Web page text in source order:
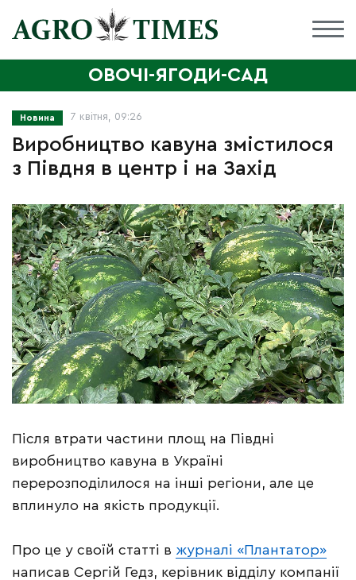
ОВОЧІ-ЯГОДИ-САД
Новина 7 квітня, 09:26
Виробництво кавуна змістилося
з Півдня в центр і на Захід
Після втрати частини площ на Півдні
виробництво кавуна в Україні
перерозподілилося на інші регіони, але це
вплинуло на якість продукції.
Про це у своїй статті в журналі «Плантатор»
написав Сергій Гедз, керівник відділу компанії